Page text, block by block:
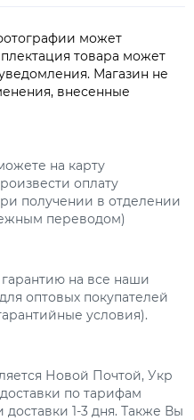
может
товара может
Магазин не
внесенные
на карту
оплату
получении в отделении
переводом)
на все наши
оптовых покупателей
условия).
Новой Почтой, Укр
по тарифам
доставки 1-3 дня. Также Вы